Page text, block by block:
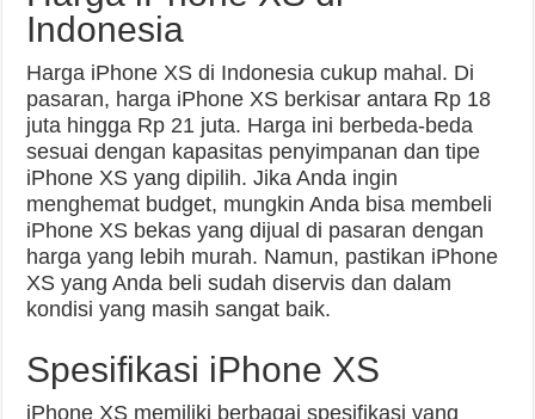
Indonesia
Harga iPhone XS di Indonesia cukup mahal. Di
pasaran, harga iPhone XS berkisar antara Rp 18
juta hingga Rp 21 juta. Harga ini berbeda-beda
sesuai dengan kapasitas penyimpanan dan tipe
iPhone XS yang dipilih. Jika Anda ingin
menghemat budget, mungkin Anda bisa membeli
iPhone XS bekas yang dijual di pasaran dengan
harga yang lebih murah. Namun, pastikan iPhone
XS yang Anda beli sudah diservis dan dalam
kondisi yang masih sangat baik.
Spesifikasi iPhone XS
iPhone XS memiliki berbagai spesifikasi yang